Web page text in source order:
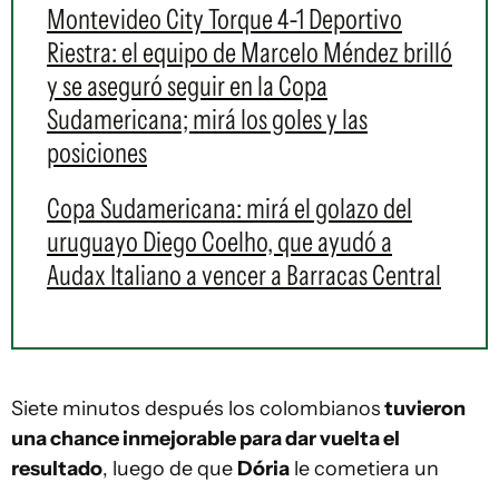
Montevideo City Torque 4-1 Deportivo
Riestra: el equipo de Marcelo Méndez brilló
y se aseguró seguir en la Copa
Sudamericana; mirá los goles y las
posiciones
Copa Sudamericana: mirá el golazo del
uruguayo Diego Coelho, que ayudó a
Audax Italiano a vencer a Barracas Central
Siete minutos después los colombianostuvieron
una chance inmejorable para dar vuelta el
resultado, luego de que Dória le cometiera un